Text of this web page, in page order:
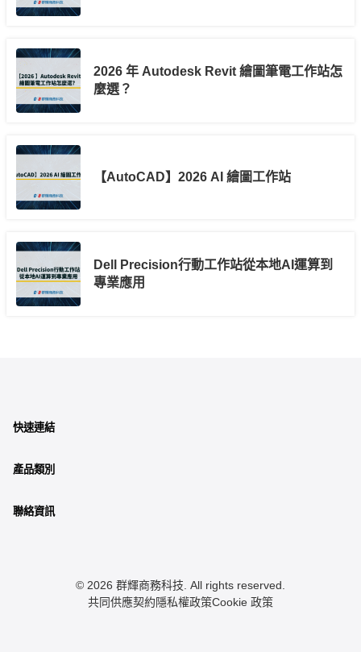
2026 年 Autodesk Revit 繪圖筆電工作站怎
麼選？
【AutoCAD】2026 AI 繪圖工作站
Dell Precision行動工作站從本地AI運算到
專業應用
快速連結
產品類別
聯絡資訊
© 2026 群輝商務科技. All rights reserved.
共同供應契約隱私權政策Cookie 政策